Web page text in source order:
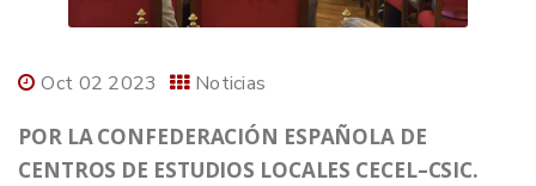
Oct 02 2023 Noticias
POR LA CONFEDERACIÓN ESPAÑOLA DE
CENTROS DE ESTUDIOS LOCALES CECEL–CSIC.